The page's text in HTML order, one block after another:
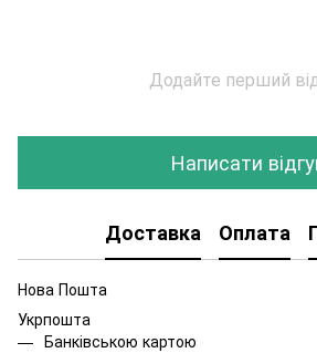
Додайте перший
Написати
Доставка Оплата
Нова Пошта
Укрпошта
Банківською картою